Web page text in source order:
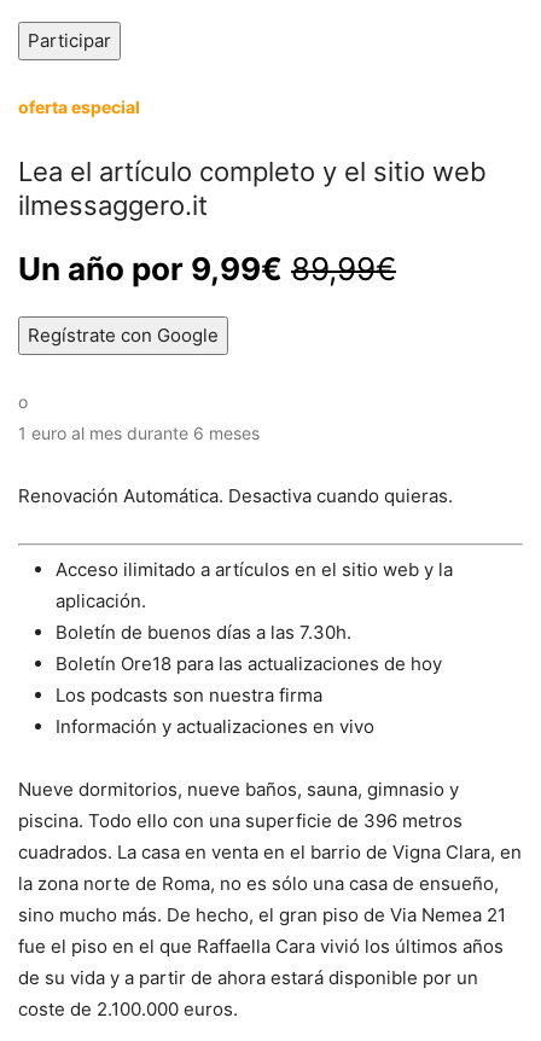
Participar
oferta especial
Lea el artículo completo y el sitio web
ilmessaggero.it
Un año por 9,99€ 89,99€
Regístrate con Google
o
1 euro al mes durante 6 meses
Renovación Automática. Desactiva cuando quieras.
Acceso ilimitado a artículos en el sitio web y la
aplicación.
Boletín de buenos días a las 7.30h.
Boletín Ore18 para las actualizaciones de hoy
Los podcasts son nuestra firma
Información y actualizaciones en vivo
Nueve dormitorios, nueve baños, sauna, gimnasio y
piscina. Todo ello con una superficie de 396 metros
cuadrados. La casa en venta en el barrio de Vigna Clara, en
la zona norte de Roma, no es sólo una casa de ensueño,
sino mucho más. De hecho, el gran piso de Via Nemea 21
fue el piso en el que Raffaella Cara vivió los últimos años
de su vida y a partir de ahora estará disponible por un
coste de 2.100.000 euros.